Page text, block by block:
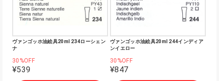
ヴァンゴッホ油絵具20ml 234ローシェン
ナ
30%OFF
¥539
ヴァンゴッホ油絵具20ml 244インディア
ンイエロー
30%OFF
¥847